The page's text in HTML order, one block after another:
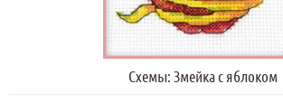
Схемы: Змейка с яблоком